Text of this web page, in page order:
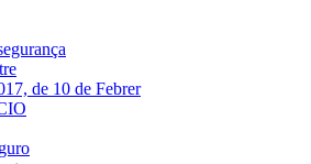
de 10 de Febrer